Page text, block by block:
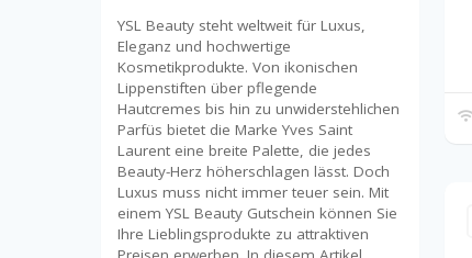
YSL Beauty steht weltweit für Luxus,
Eleganz und hochwertige
Kosmetikprodukte. Von ikonischen
Lippenstiften über pflegende
Hautcremes bis hin zu unwiderstehlichen
Parfüs bietet die Marke Yves Saint
Laurent eine breite Palette, die jedes
Beauty-Herz höherschlagen lässt. Doch
Luxus muss nicht immer teuer sein. Mit
einem YSL Beauty Gutschein können Sie
Ihre Lieblingsprodukte zu attraktiven